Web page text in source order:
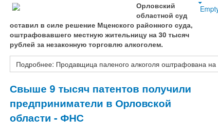
Орловский
областной суд
оставил в силе решение Мценского районного суда,
оштрафовавшего местную жительницу на 30 тысяч
рублей за незаконную торговлю алкоголем.
Подробнее: Продавщица паленого алкоголя оштрафована на
Свыше 9 тысяч патентов получили
предприниматели в Орловской
области - ФНС